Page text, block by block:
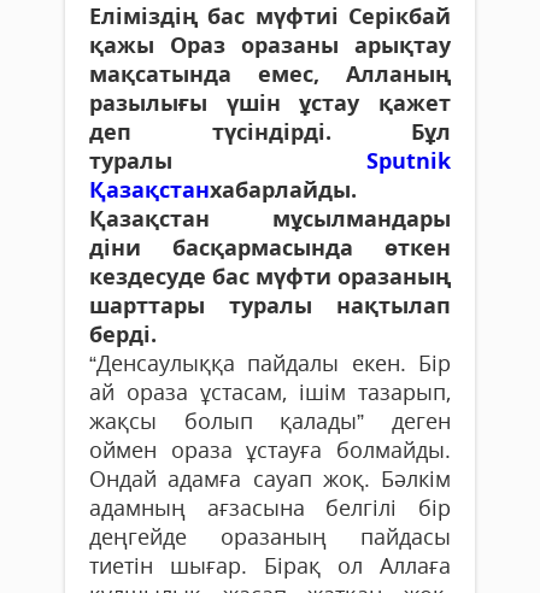
Еліміздің бас мүфтиі Серікбай
қажы Ораз оразаны арықтау
мақсатында емес, Алланың
разылығы үшін ұстау қажет
деп түсіндірді. Бұл
туралы Sputnik
Қазақстанхабарлайды.
Қазақстан мұсылмандары
діни басқармасында өткен
кездесуде бас мүфти оразаның
шарттары туралы нақтылап
берді.
“Денсаулыққа пайдалы екен. Бір
ай ораза ұстасам, ішім тазарып,
жақсы болып қалады” деген
оймен ораза ұстауға болмайды.
Ондай адамға сауап жоқ. Бәлкім
адамның ағзасына белгілі бір
деңгейде оразаның пайдасы
тиетін шығар. Бірақ ол Аллаға